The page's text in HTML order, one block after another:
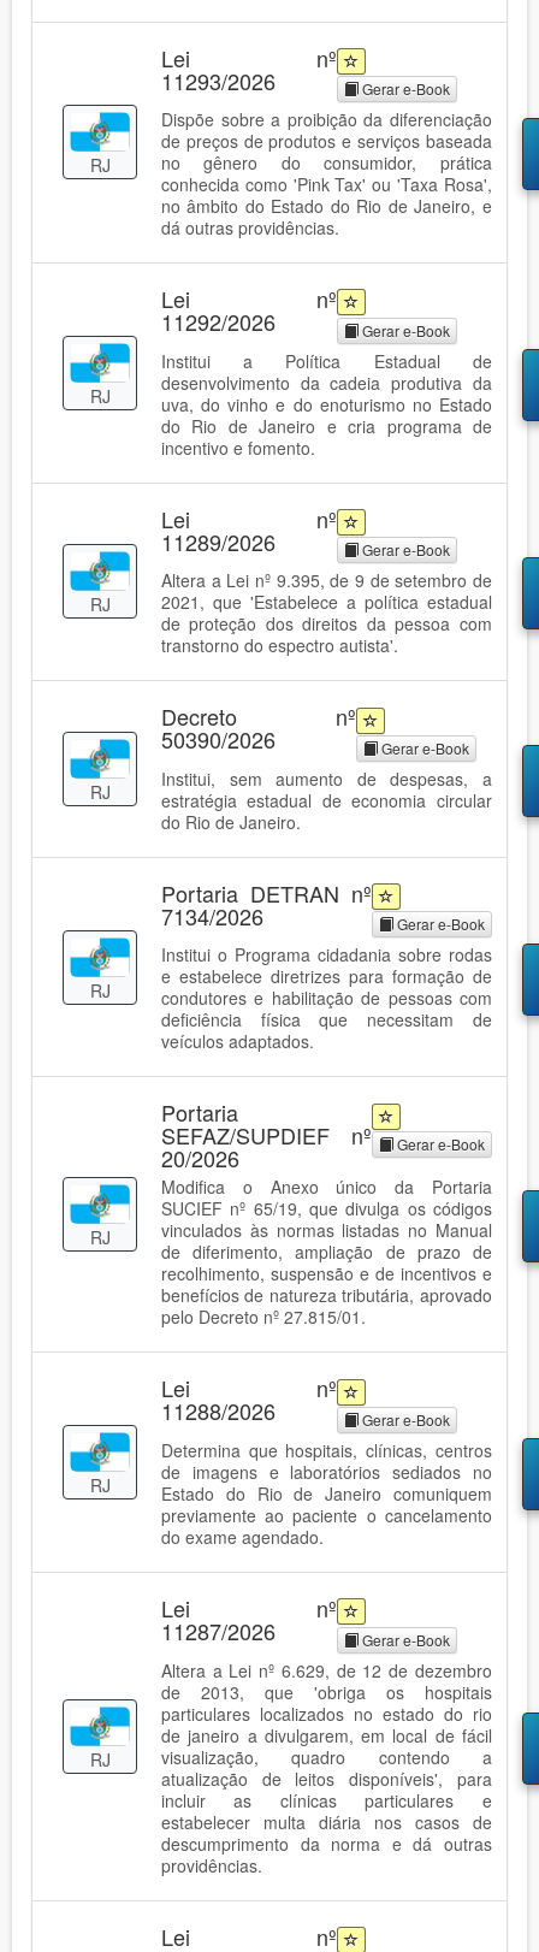
RJ
Lei nº
11293/2026 Gerar e-Book
Dispõe sobre a proibição da diferenciação
de preços de produtos e serviços baseada
no gênero do consumidor, prática
conhecida como 'Pink Tax' ou 'Taxa Rosa',
no âmbito do Estado do Rio de Janeiro, e
dá outras providências.
RJ
Lei nº
11292/2026 Gerar e-Book
Institui a Política Estadual de
desenvolvimento da cadeia produtiva da
uva, do vinho e do enoturismo no Estado
do Rio de Janeiro e cria programa de
incentivo e fomento.
RJ
Lei nº
11289/2026 Gerar e-Book
Altera a Lei nº 9.395, de 9 de setembro de
2021, que 'Estabelece a política estadual
de proteção dos direitos da pessoa com
transtorno do espectro autista'.
RJ
Decreto nº
50390/2026 Gerar e-Book
Institui, sem aumento de despesas, a
estratégia estadual de economia circular
do Rio de Janeiro.
RJ
Portaria DETRAN nº
7134/2026 Gerar e-Book
Institui o Programa cidadania sobre rodas
e estabelece diretrizes para formação de
condutores e habilitação de pessoas com
deficiência física que necessitam de
veículos adaptados.
RJ
Portaria
SEFAZ/SUPDIEF nº
20/2026 Gerar e-Book
Modifica o Anexo único da Portaria
SUCIEF nº 65/19, que divulga os códigos
vinculados às normas listadas no Manual
de diferimento, ampliação de prazo de
recolhimento, suspensão e de incentivos e
benefícios de natureza tributária, aprovado
pelo Decreto nº 27.815/01.
RJ
Lei nº
11288/2026 Gerar e-Book
Determina que hospitais, clínicas, centros
de imagens e laboratórios sediados no
Estado do Rio de Janeiro comuniquem
previamente ao paciente o cancelamento
do exame agendado.
RJ
Lei nº
11287/2026 Gerar e-Book
Altera a Lei nº 6.629, de 12 de dezembro
de 2013, que 'obriga os hospitais
particulares localizados no estado do rio
de janeiro a divulgarem, em local de fácil
visualização, quadro contendo a
atualização de leitos disponíveis', para
incluir as clínicas particulares e
estabelecer multa diária nos casos de
descumprimento da norma e dá outras
providências.
Lei nº